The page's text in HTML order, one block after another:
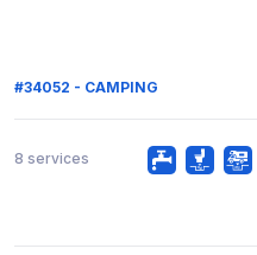
#34052 - CAMPING
8 services